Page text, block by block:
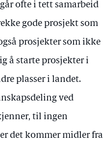
ofte i tett samarbeid
gode prosjekt som
prosjekter som ikke
å starte prosjekter i
plasser i landet.
ved
til ingen
det kommer midler fra